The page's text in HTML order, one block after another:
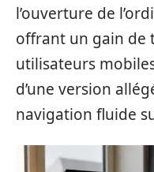
l’ouverture de
offrant un gain de
utilisateurs
d’une version
navigation fluide